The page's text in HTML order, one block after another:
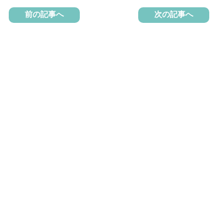
前の記事へ 次の記事へ